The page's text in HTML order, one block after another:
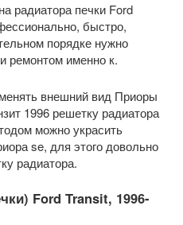
радиатора печки Ford
быстро,
порядке нужно
ремонтом именно к.
внешний вид Приоры
1996 решетку радиатора
можно украсить
se, для этого довольно
радиатора.
Ford Transit, 1996-